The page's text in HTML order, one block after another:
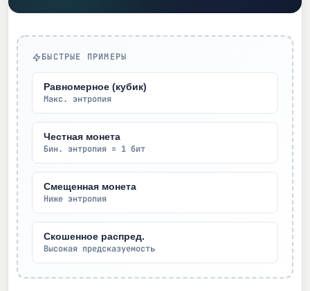
БЫСТРЫЕ ПРИМЕРЫ
Равномерное (кубик)
Макс. энтропия
Честная монета
Бин. энтропия = 1 бит
Смещенная монета
Ниже энтропия
Скошенное распред.
Высокая предсказуемость